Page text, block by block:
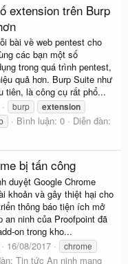
extension trên Burp
bài về web pentest cho
các bạn một số
trong quá trình pentest,
quả hơn. Burp Suite như
tiên, là công cụ rất phổ...
burp extension
Bình luận: 0
Diễn đàn:
bị tấn công
duyệt Google Chrome
khoản và gây thiệt hại cho
thông báo tiện ích mở
an ninh của Proofpoint đã
on trong kho...
16/08/2017 chrome
Tin tức An ninh mạng